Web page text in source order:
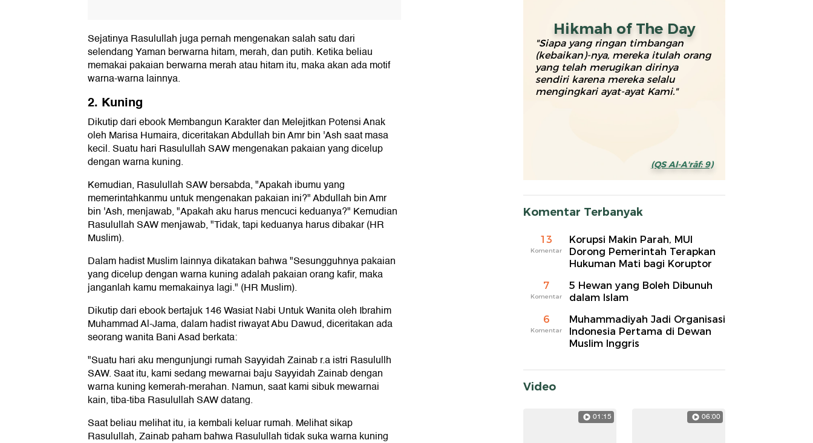
Sejatinya Rasulullah juga pernah mengenakan salah satu dari
selendang Yaman berwarna hitam, merah, dan putih. Ketika beliau
memakai pakaian berwarna merah atau hitam itu, maka akan ada motif
warna-warna lainnya.
2. Kuning
Dikutip dari ebook Membangun Karakter dan Melejitkan Potensi Anak
oleh Marisa Humaira, diceritakan Abdullah bin Amr bin 'Ash saat masa
kecil. Suatu hari Rasulullah SAW mengenakan pakaian yang dicelup
dengan warna kuning.
Kemudian, Rasulullah SAW bersabda, "Apakah ibumu yang
memerintahkanmu untuk mengenakan pakaian ini?" Abdullah bin Amr
bin 'Ash, menjawab, "Apakah aku harus mencuci keduanya?" Kemudian
Rasulullah SAW menjawab, "Tidak, tapi keduanya harus dibakar (HR
Muslim).
Dalam hadist Muslim lainnya dikatakan bahwa "Sesungguhnya pakaian
yang dicelup dengan warna kuning adalah pakaian orang kafir, maka
janganlah kamu memakainya lagi." (HR Muslim).
Dikutip dari ebook bertajuk 146 Wasiat Nabi Untuk Wanita oleh Ibrahim
Muhammad Al-Jama, dalam hadist riwayat Abu Dawud, diceritakan ada
seorang wanita Bani Asad berkata:
"Suatu hari aku mengunjungi rumah Sayyidah Zainab r.a istri Rasulullh
SAW. Saat itu, kami sedang mewarnai baju Sayyidah Zainab dengan
warna kuning kemerah-merahan. Namun, saat kami sibuk mewarnai
kain, tiba-tiba Rasulullah SAW datang.
Saat beliau melihat itu, ia kembali keluar rumah. Melihat sikap
Rasulullah, Zainab paham bahwa Rasulullah tidak suka warna kuning
Hikmah of The Day
"Siapa yang ringan timbangan
(kebaikan)-nya, mereka itulah orang
yang telah merugikan dirinya
sendiri karena mereka selalu
mengingkari ayat-ayat Kami."
(QS Al-A'rāf: 9)
Komentar Terbanyak
13
Komentar
Korupsi Makin Parah, MUI
Dorong Pemerintah Terapkan
Hukuman Mati bagi Koruptor
7
Komentar
5 Hewan yang Boleh Dibunuh
dalam Islam
6
Komentar
Muhammadiyah Jadi Organisasi
Indonesia Pertama di Dewan
Muslim Inggris
Video
01:15 06:00